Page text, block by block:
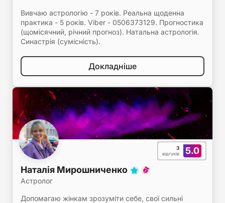
Вивчаю астрологію - 7 років. Реальна щоденна
практика - 5 років. Viber - 0506373129. Прогностика
(щомісячний, річний прогноз). Натальна астрологія.
Синастрія (сумісність).
Докладніше
5.0
3
відгуків
Наталія Мирошниченко
Астролог
Допомагаю жінкам зрозуміти себе, свої сильні